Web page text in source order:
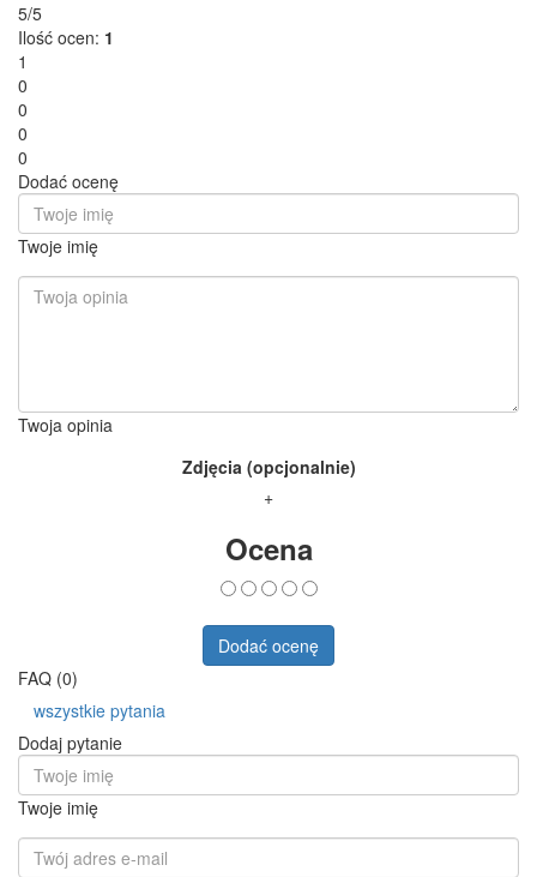
5/5
Ilość ocen: 1
1
0
0
0
0
Dodać ocenę
Twoje imię
Twoja opinia
Zdjęcia (opcjonalnie)
+
Ocena
Dodać ocenę
FAQ (0)
wszystkie pytania
Dodaj pytanie
Twoje imię